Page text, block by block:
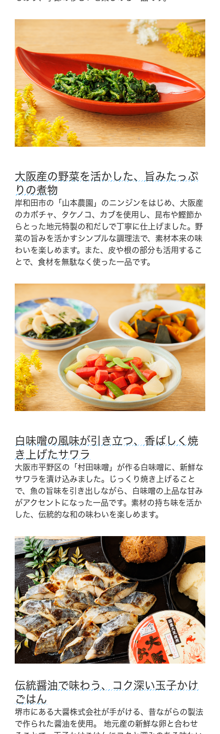
Reservation
舞洲で過ごす、すべての時間を大切にしてほしい。
The Day Osakaでしか過ごせない1日を。
Hotel The Day Osaka
Tel.06-6460-6688
大阪産の野菜を活かした、旨みたっぷ
りの煮物
岸和田市の「山本農園」のニンジンをはじめ、大阪産
のカボチャ、タケノコ、カブを使用し、昆布や鰹節か
らとった地元特製の和だしで丁寧に仕上げました。野
菜の旨みを活かすシンプルな調理法で、素材本来の味
わいを楽しめます。また、皮や根の部分も活用するこ
とで、食材を無駄なく使った一品です。
白味噌の風味が引き立つ、香ばしく焼
き上げたサワラ
大阪市平野区の「村田味噌」が作る白味噌に、新鮮な
サワラを漬け込みました。じっくり焼き上げること
で、魚の旨味を引き出しながら、白味噌の上品な甘み
がアクセントになった一品です。素材の持ち味を活か
した、伝統的な和の味わいを楽しめます。
伝統醤油で味わう、コク深い玉子かけ
ごはん
堺市にある大醤株式会社が手がける、昔ながらの製法
で作られた醤油を使用。 地元産の新鮮な卵と合わせ